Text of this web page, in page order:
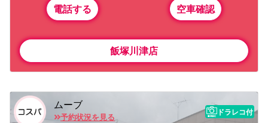
電話する 空車確認
飯塚川津店
ムーブ
予約状況を見る
ドラレコ付